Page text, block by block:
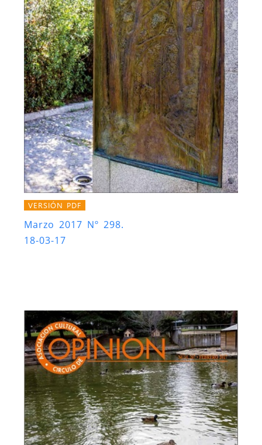
VERSIÓN PDF
Marzo 2017 Nº 298.
18-03-17